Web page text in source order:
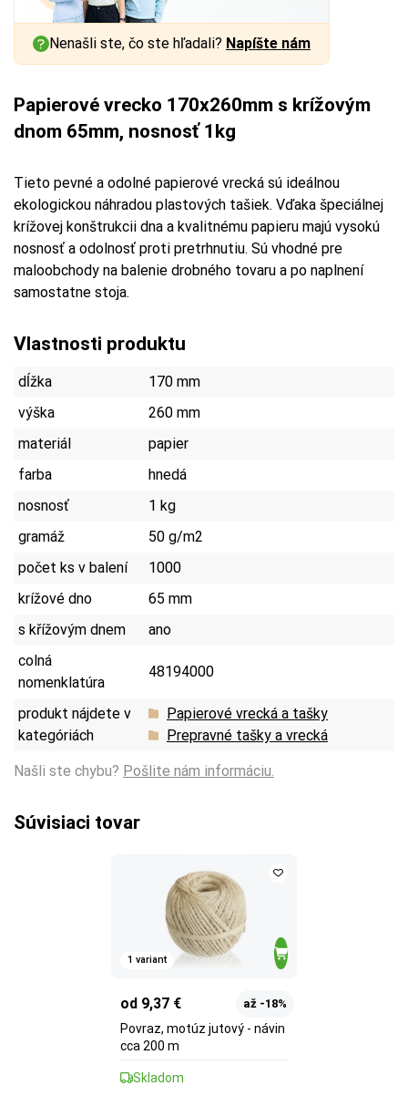
Nenašli ste, čo ste hľadali? Napíšte nám
Papierové vrecko 170x260mm s krížovým
dnom 65mm, nosnosť 1kg
Tieto pevné a odolné papierové vrecká sú ideálnou
ekologickou náhradou plastových tašiek. Vďaka špeciálnej
krížovej konštrukcii dna a kvalitnému papieru majú vysokú
nosnosť a odolnosť proti pretrhnutiu. Sú vhodné pre
maloobchody na balenie drobného tovaru a po naplnení
samostatne stoja.
Vlastnosti produktu
dĺžka
170 mm
výška
260 mm
materiál
papier
farba
hnedá
nosnosť
1 kg
gramáž
50 g/m2
počet ks v balení
1000
krížové dno
65 mm
s křížovým dnem
ano
colná
nomenklatúra
48194000
produkt nájdete v
kategóriách
Papierové vrecká a tašky
Prepravné tašky a vrecká
Našli ste chybu? Pošlite nám informáciu.
Súvisiaci tovar
1 variant
od 9,37 € až -18%
Povraz, motúz jutový - návin
cca 200 m
Skladom